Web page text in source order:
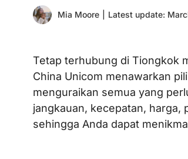
Mia Moore Latest update:
Tetap terhubung di Tiongkok
China Unicom menawarkan
menguraikan semua yang
jangkauan, kecepatan,
sehingga Anda dapat